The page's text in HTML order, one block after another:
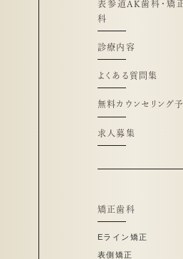
表参道AK歯科・矯
科
診療内容
よくある質問集
無料カウンセリング
求人募集
矯正歯科
Eライン矯正
表側矯正